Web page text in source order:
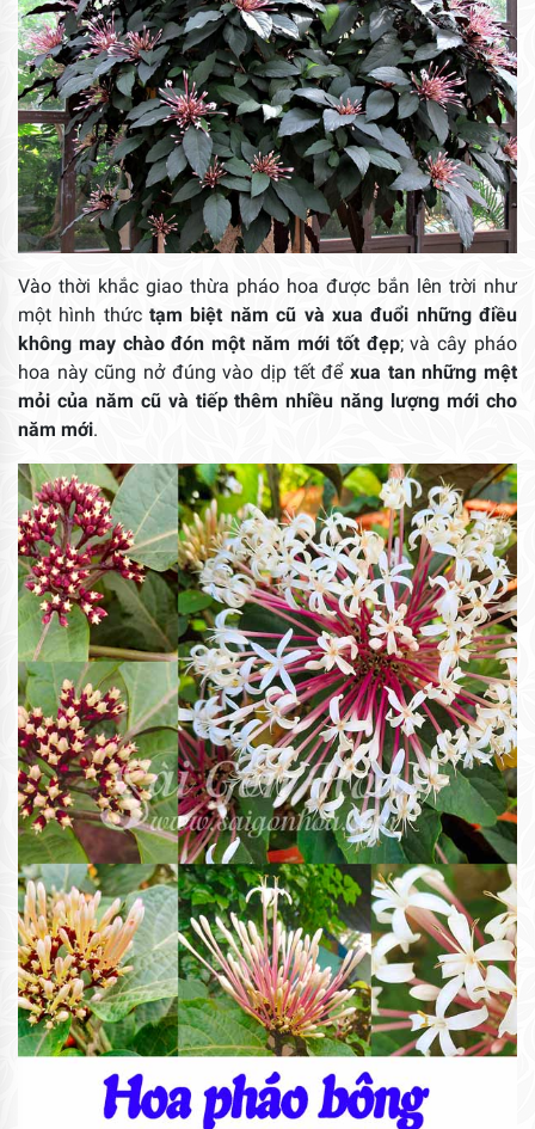
Vào thời khắc giao thừa pháo hoa được bắn lên trời như
một hình thứctạm biệt năm cũ và xua đuổi những điều
không may chào đón một năm mới tốt đẹp; và cây pháo
hoa này cũng nở đúng vào dịp tết để xua tan những mệt
mỏi của năm cũ và tiếp thêm nhiều năng lượng mới cho
năm mới.